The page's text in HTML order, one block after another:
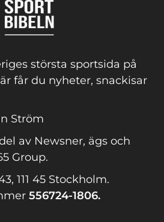
största sportsida på
får du nyheter, snackisar
Ström
av Newsner, ägs och
Group.
111 45 Stockholm.
556724-1806.